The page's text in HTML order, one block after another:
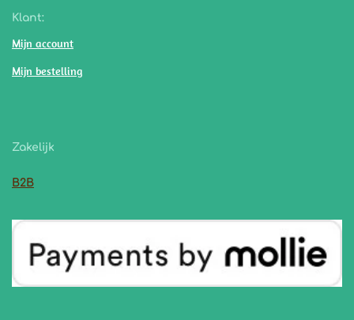
Klant:
Mijn account
Mijn bestelling
Zakelijk
B2B